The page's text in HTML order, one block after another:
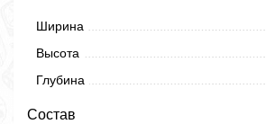
Ширина
Высота
Глубина
Состав